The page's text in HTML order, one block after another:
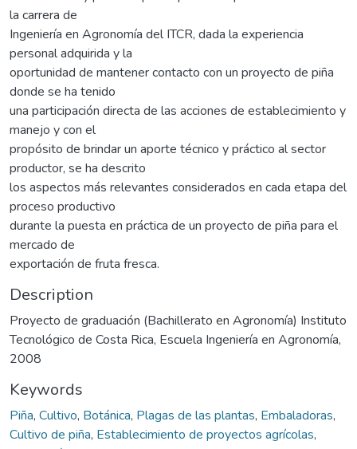
la carrera de
Ingeniería en Agronomía del ITCR, dada la experiencia
personal adquirida y la
oportunidad de mantener contacto con un proyecto de piña
donde se ha tenido
una participación directa de las acciones de establecimiento y
manejo y con el
propósito de brindar un aporte técnico y práctico al sector
productor, se ha descrito
los aspectos más relevantes considerados en cada etapa del
proceso productivo
durante la puesta en práctica de un proyecto de piña para el
mercado de
exportación de fruta fresca.
Description
Proyecto de graduación (Bachillerato en Agronomía) Instituto
Tecnológico de Costa Rica, Escuela Ingeniería en Agronomía,
2008
Keywords
Piña, Cultivo, Botánica, Plagas de las plantas, Embaladoras,
Cultivo de piña, Establecimiento de proyectos agrícolas,